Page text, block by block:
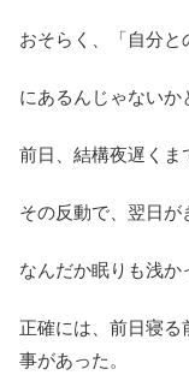
おそらく、「自分と
にあるんじゃないか
前日、結構夜遅くま
その反動で、翌日が
なんだか眠りも浅か
正確には、前日寝る
事があった。